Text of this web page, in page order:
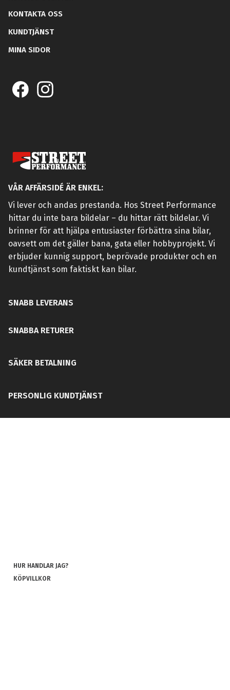
KONTAKTA OSS
KUNDTJÄNST
MINA SIDOR
VÅR AFFÄRSIDÉ ÄR ENKEL:
Vi lever och andas prestanda. Hos Street Performance
hittar du inte bara bildelar – du hittar rätt bildelar. Vi
brinner för att hjälpa entusiaster förbättra sina bilar,
oavsett om det gäller bana, gata eller hobbyprojekt. Vi
erbjuder kunnig support, beprövade produkter och en
kundtjänst som faktiskt kan bilar.
SNABB LEVERANS
SNABBA RETURER
SÄKER BETALNING
PERSONLIG KUNDTJÄNST
HUR HANDLAR JAG?
KÖPVILLKOR